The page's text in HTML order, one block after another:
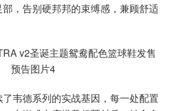
，告别硬邦邦的束缚感，兼顾舒适
韦德系列的实战基因，每一处配置